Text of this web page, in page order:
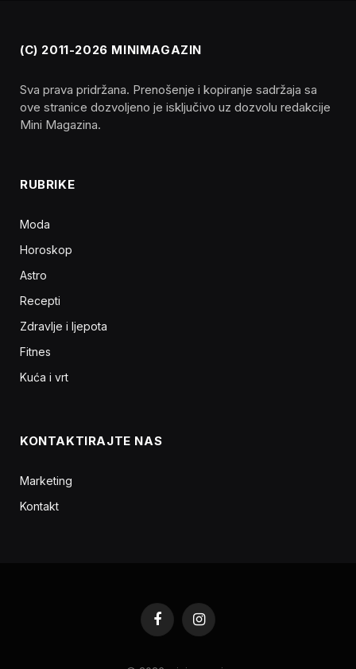
(C) 2011-2026 MINIMAGAZIN
Sva prava pridržana. Prenošenje i kopiranje sadržaja sa
ove stranice dozvoljeno je isključivo uz dozvolu redakcije
Mini Magazina.
RUBRIKE
Moda
Horoskop
Astro
Recepti
Zdravlje i ljepota
Fitnes
Kuća i vrt
KONTAKTIRAJTE NAS
Marketing
Kontakt
FacebookInstagram